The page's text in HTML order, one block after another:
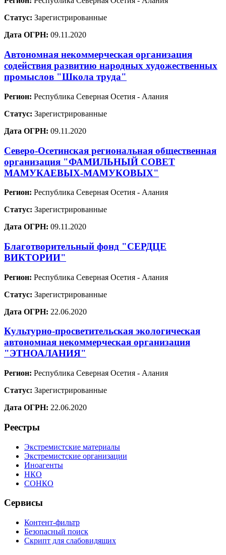
Статус: Зарегистрированные
Дата ОГРН: 09.11.2020
Автономная некоммерческая организация
содействия развитию народных художественных
промыслов "Школа труда"
Регион: Республика Северная Осетия - Алания
Статус: Зарегистрированные
Дата ОГРН: 09.11.2020
Северо-Осетинская региональная общественная
организация "ФАМИЛЬНЫЙ СОВЕТ
МАМУКАЕВЫХ-МАМУКОВЫХ"
Регион: Республика Северная Осетия - Алания
Статус: Зарегистрированные
Дата ОГРН: 09.11.2020
Благотворительный фонд "СЕРДЦЕ
ВИКТОРИИ"
Регион: Республика Северная Осетия - Алания
Статус: Зарегистрированные
Дата ОГРН: 22.06.2020
Культурно-просветительская экологическая
автономная некоммерческая организация
"ЭТНОАЛАНИЯ"
Регион: Республика Северная Осетия - Алания
Статус: Зарегистрированные
Дата ОГРН: 22.06.2020
Реестры
Экстремистские материалы
Экстремистские организации
Иноагенты
НКО
СОНКО
Сервисы
Контент-фильтр
Безопасный поиск
Скрипт для слабовидящих